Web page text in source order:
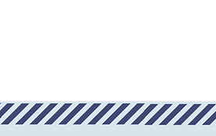
特典いろいろ！いちごジャンベ会員